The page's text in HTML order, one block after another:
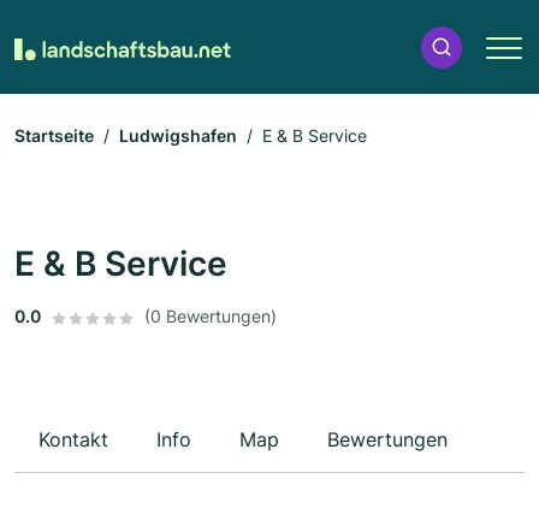
Startseite Ludwigshafen E & B Service
E & B Service
0.0 (0 Bewertungen)
Kontakt Info Map Bewertungen